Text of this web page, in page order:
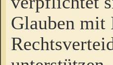
Glauben mit